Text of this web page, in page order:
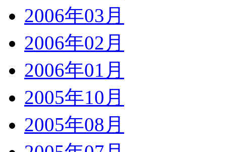
2006年03月
2006年02月
2006年01月
2005年10月
2005年08月